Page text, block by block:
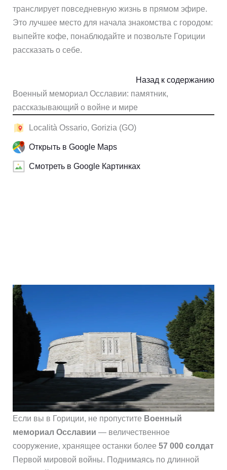
транслирует повседневную жизнь в прямом эфире.
Это лучшее место для начала знакомства с городом:
выпейте кофе, понаблюдайте и позвольте Гориции
рассказать о себе.
Военный мемориал Осславии: памятник,
рассказывающий о войне и мире
Назад к содержанию
Località Ossario, Gorizia (GO)
Открыть в Google Maps
Смотреть в Google Картинках
Если вы в Гориции, не пропустите Военный
мемориал Осславии — величественное
сооружение, хранящее останки более 57 000 солдат
Первой мировой войны. Поднимаясь по длинной